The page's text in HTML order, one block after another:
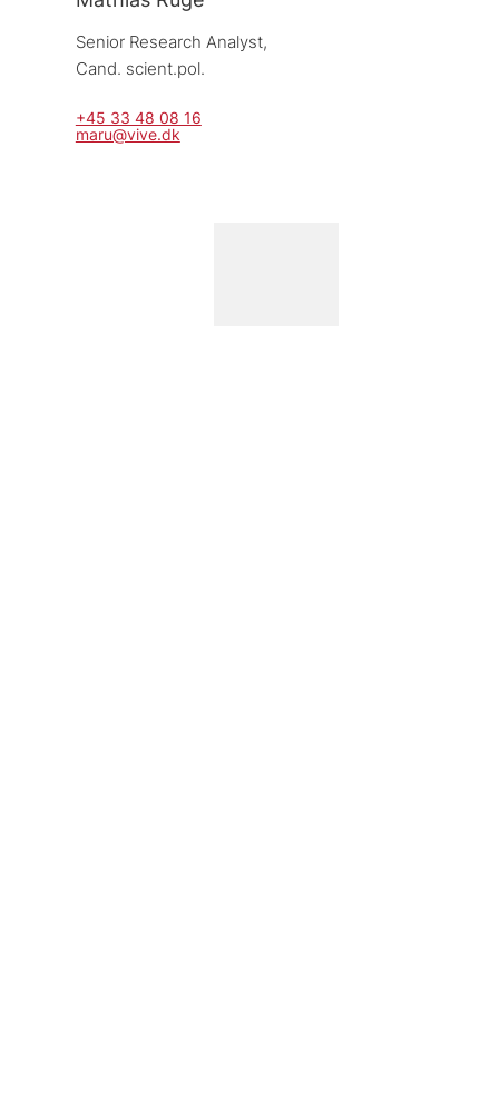
Senior Research Analyst,
Cand. scient.pol.
+45 33 48 08 16
maru@vive.dk